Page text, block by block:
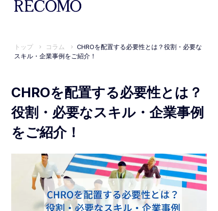
トップ コラム
CHROを配置する必要性とは？役割・必要な
スキル・企業事例をご紹介！
CHROを配置する必要性とは？
役割・必要なスキル・企業事例
をご紹介！